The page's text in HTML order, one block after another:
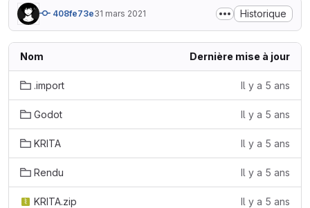
408fe73e31 mars 2021 Historique
Nom Dernière mise à jour
.import Il y a 5 ans
Godot Il y a 5 ans
KRITA Il y a 5 ans
Rendu Il y a 5 ans
KRITA.zip Il y a 5 ans